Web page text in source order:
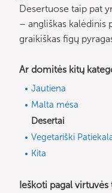
Desertuose taip pat
– angliškas kalėdinis
graikiškas figų
Ar domitės kitų
Jautiena
Malta mėsa
Desertai
Vegetariški
Kita
Ieškoti pagal virtuvės